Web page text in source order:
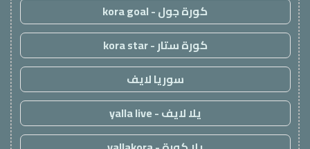
كورة جول - kora goal
كورة ستار - kora star
سوريا لايف
يلا لايف - yalla live